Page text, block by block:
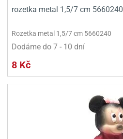
rozetka metal 1,5/7 cm 5660240
Rozetka metal 1,5/7 cm 5660240
Dodáme do 7 - 10 dní
8 Kč